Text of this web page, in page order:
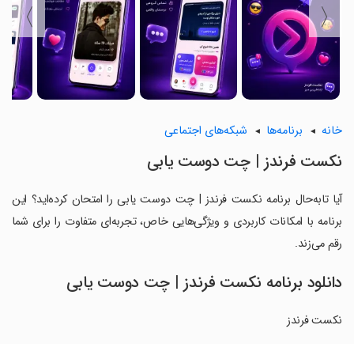
〈
〉
خانه برنامه‌ها شبکه‌های اجتماعی
‏‏‏نکست فرندز | چت دوست یابی
آیا تابه‌حال برنامه ‏‏‏نکست فرندز | چت دوست یابی را امتحان کرده‌اید؟ این
برنامه با امکانات کاربردی و ویژگی‌هایی خاص، تجربه‌ای متفاوت را برای شما
رقم می‌زند.
دانلود برنامه ‏‏‏نکست فرندز | چت دوست یابی
‏‏‏نکست فرندز